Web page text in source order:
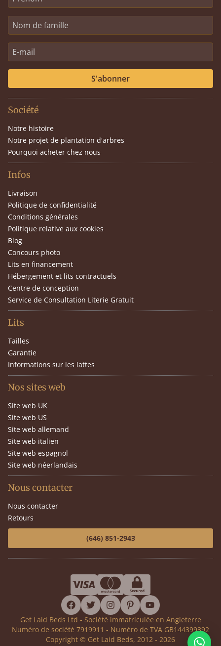
S'abonner
Société
Notre histoire
Notre projet de plantation d'arbres
Pourquoi acheter chez nous
Infos
Livraison
Politique de confidentialité
Conditions générales
Politique relative aux cookies
Blog
Concours photo
Lits en financement
Hébergement et lits contractuels
Centre de conception
Service de Consultation Literie Gratuit
Lits
Tailles
Garantie
Informations sur les lattes
Nos sites web
Site web UK
Site web US
Site web allemand
Site web italien
Site web espagnol
Site web néerlandais
Nous contacter
Nous contacter
Retours
(646) 851-2943
facebook
twitterinstagram
pinterestyoutube
Get Laid Beds Ltd - Société immatriculée en Angleterre
Numéro de société 7919911 - Numéro de TVA GB144399392
Copyright © Get Laid Beds, 2012 - 2026